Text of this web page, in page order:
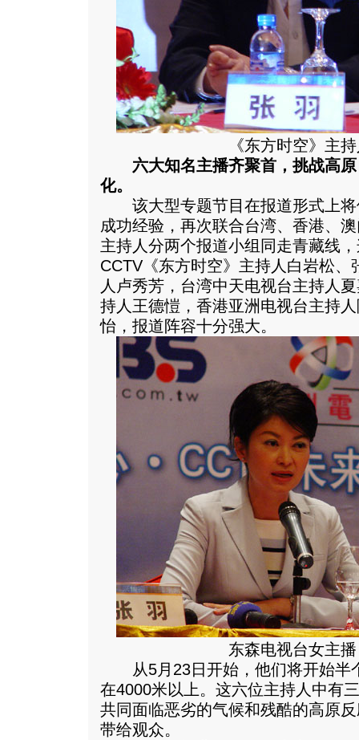
《东方时空》主
六大知名主播齐聚首，挑战高
化。
该大型专题节目在报道形式上将
成功经验，再次联合台湾、香港、
主持人分两个报道小组同走青藏线
CCTV《东方时空》主持人白岩松
人卢秀芳，台湾中天电视台主持人
持人王德愷，香港亚洲电视台主持
怡，报道阵容十分强大。
东森电视台女主
从5月23日开始，他们将开始半
在4000米以上。这六位主持人中有
共同面临恶劣的气候和残酷的高原
带给观众。